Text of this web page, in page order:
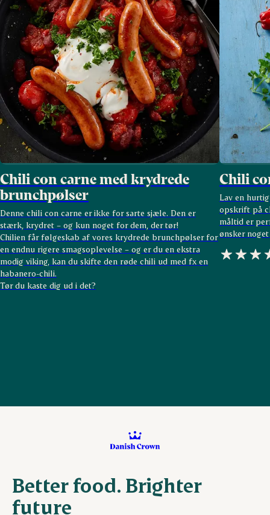
Chili con carne med krydrede
brunchpølser
Denne chili con carne er ikke for sarte sjæle. Den er
stærk, krydret – og kun noget for dem, der tør!
Chilien får følgeskab af vores krydrede brunchpølser for
en endnu rigere smagsoplevelse – og er du en ekstra
modig viking, kan du skifte den røde chili ud med fx en
habanero-chili.
Tør du kaste dig ud i det?
Chili
Lav en
opskrift på
måltid er
ønsker
Better food. Brighter
future